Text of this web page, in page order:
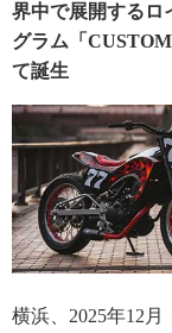
界中で展開するロ
グラム「
て誕生
横浜、2025年12